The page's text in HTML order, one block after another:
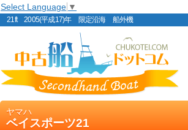
Select Language ▼
21ft 2005(平成17)年 限定沿海 船外機
ヤマハ
ベイスポーツ21